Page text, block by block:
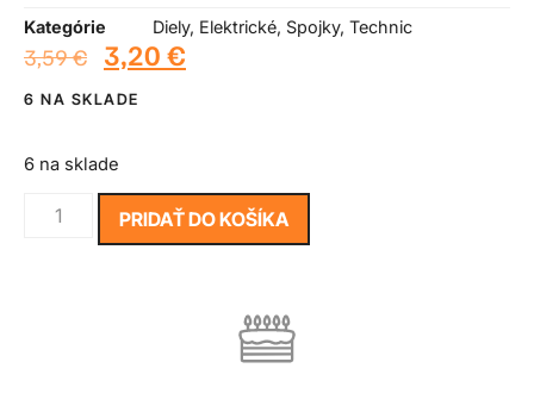
Kategórie
Diely, Elektrické, Spojky, Technic
3,59€ 3,20 €
6 NA SKLADE
6 na sklade
PRIDAŤ DO KOŠÍKA